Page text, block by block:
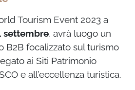
Tourism Event 2023 a
settembre, avrà luogo un
B2B focalizzato sul turismo
ai Siti Patrimonio
e all’eccellenza turistica.